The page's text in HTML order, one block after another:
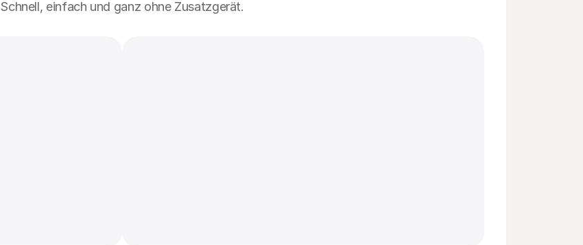
Schnell, einfach und ganz ohne Zusatzgerät.